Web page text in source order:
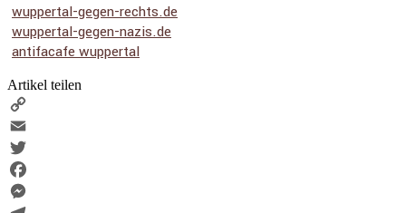
wuppertal​-gegen​-rechts​.de
wuppertal​-gegen​-nazis​.de
antifa­cafe wuppertal
Artikel teilen
Copy
Link
Email
Twitter
Facebook